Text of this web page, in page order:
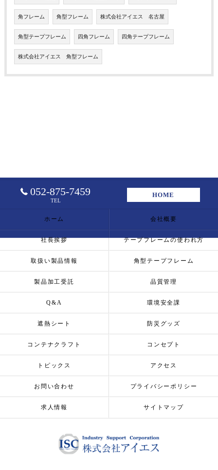
角フレーム 角型フレーム 株式会社アイエス 名古屋
角型テープフレーム 四角フレーム 四角テープフレーム
株式会社アイエス 角型フレーム
052-875-7459
TEL
HOME
ホーム 会社概要
社長挨拶 テープフレームの使われ方
取扱い製品情報 角型テープフレーム
製品加工受託 品質管理
Q&A 環境安全課
遮熱シート 防災グッズ
コンテナクラフト コンセプト
トピックス アクセス
お問い合わせ プライバシーポリシー
求人情報 サイトマップ